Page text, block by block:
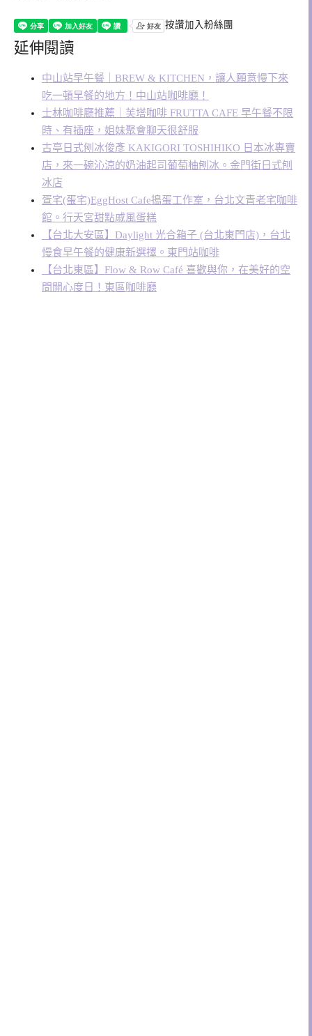
按讚加入粉絲團
延伸閱讀
中山站早午餐｜BREW & KITCHEN，讓人願意慢下來
吃一頓早餐的地方！中山站咖啡廳！
士林咖啡廳推薦｜芙塔咖啡 FRUTTA CAFE 早午餐不限
時、有插座，姐妹聚會聊天很舒服
古亭日式刨冰俊彥 KAKIGORI TOSHIHIKO 日本冰專賣
店，來一碗沁涼的奶油起司葡萄柚刨冰。金門街日式刨
冰店
疍宅(蛋宅)EggHost Cafe搗蛋工作室，台北文青老宅咖啡
館。行天宮甜點戚風蛋糕
【台北大安區】Daylight 光合箱子 (台北東門店)，台北
慢食早午餐的健康新選擇。東門站咖啡
【台北東區】Flow & Row Café 喜歡與你，在美好的空
間開心度日！東區咖啡廳